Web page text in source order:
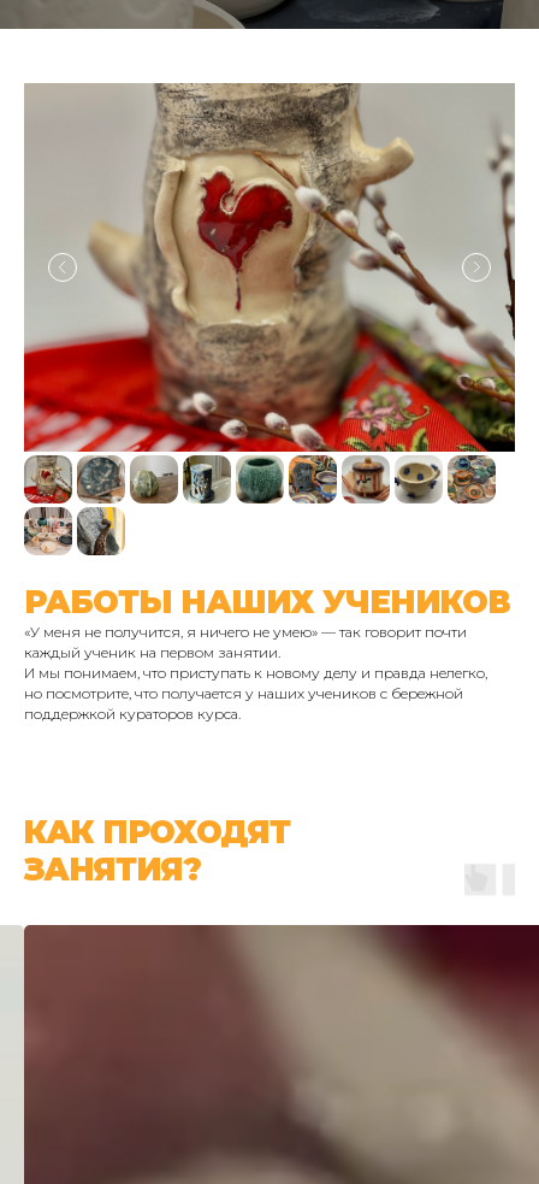
РАБОТЫ НАШИХ УЧЕНИКОВ
«У меня не получится, я ничего не умею» — так говорит почти
каждый ученик на первом занятии.
И мы понимаем, что приступать к новому делу и правда нелегко,
но посмотрите, что получается у наших учеников с бережной
поддержкой кураторов курса.
КАК ПРОХОДЯТ
ЗАНЯТИЯ?